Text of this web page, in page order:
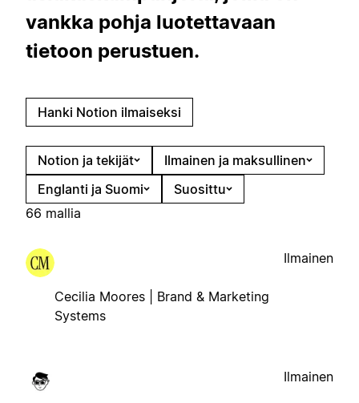
vankka pohja luotettavaan
tietoon perustuen.
Hanki Notion ilmaiseksi
Notion ja tekijät
Ilmainen ja maksullinen
Englanti ja Suomi
Suosittu
66 mallia
Cecilia Moores | Brand & Marketing
Systems
Ilmainen
Ilmainen